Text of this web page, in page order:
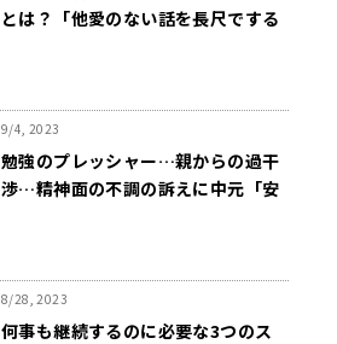
とは？「他愛のない話を長尺でする
9/4, 2023
勉強のプレッシャー…親からの過干
渉…精神面の不調の訴えに中元「安
8/28, 2023
何事も継続するのに必要な3つのス